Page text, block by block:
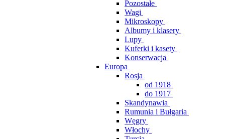
Pozostałe
Wagi
Mikroskopy
Albumy i klasery
Lupy
Kuferki i kasety
Konserwacja
Europa
Rosja
od 1918
do 1917
Skandynawia
Rumunia i Bułgaria
Węgry
Włochy